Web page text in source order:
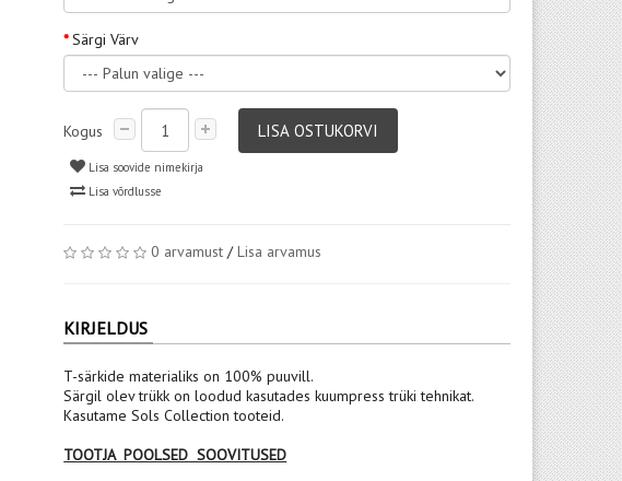
Särgi Värv
Kogus LISA OSTUKORVI
Lisa soovide nimekirja
Lisa võrdlusse
0 arvamust /Lisa arvamus
KIRJELDUS
T-särkide materialiks on 100% puuvill.
Särgil olev trükk on loodud kasutades kuumpress trüki tehnikat.
Kasutame Sols Collection tooteid.
TOOTJA POOLSED SOOVITUSED